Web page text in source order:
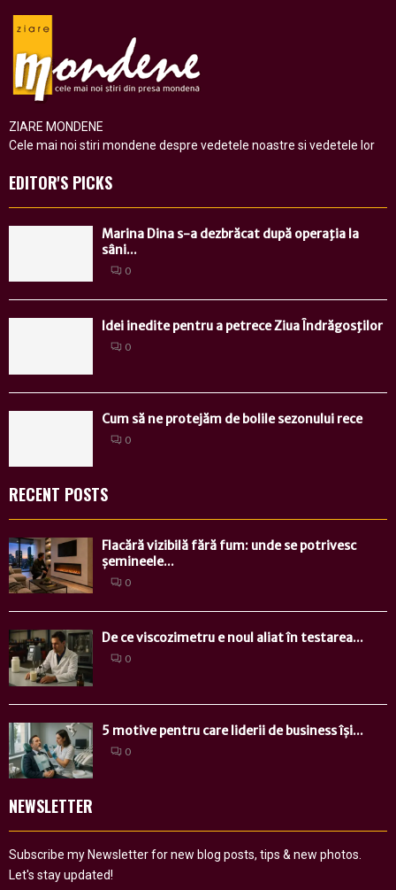
ZIARE MONDENE
Cele mai noi stiri mondene despre vedetele noastre si vedetele lor
EDITOR'S PICKS
Marina Dina s-a dezbrăcat după operaţia la
sâni...
0
Idei inedite pentru a petrece Ziua Îndrăgosţilor
0
Cum să ne protejăm de bolile sezonului rece
0
RECENT POSTS
Flacără vizibilă fără fum: unde se potrivesc
șemineele...
0
De ce viscozimetru e noul aliat în testarea...
0
5 motive pentru care liderii de business își...
0
NEWSLETTER
Subscribe my Newsletter for new blog posts, tips & new photos.
Let's stay updated!